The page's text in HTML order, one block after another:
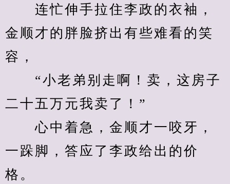
连忙伸手拉住李政的衣袖，
金顺才的胖脸挤出有些难看的笑
容，
“小老弟别走啊！卖，这房子
二十五万元我卖了！”
心中着急，金顺才一咬牙，
一跺脚，答应了李政给出的价
格。